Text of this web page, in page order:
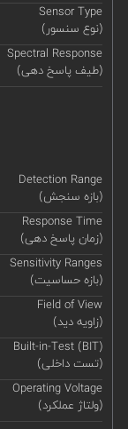
Sensor Type
(نوع سنسور)
Spectral Response
(طیف پاسخ دهی)
Detection Range
(بازه سنجش)
Response Time
(زمان پاسخ دهی)
Sensitivity Ranges
(بازه حساسیت)
Field of View
(زاویه دید)
Built-in-Test (BIT)
(تست داخلی)
Operating Voltage
(ولتاژ عملکرد)